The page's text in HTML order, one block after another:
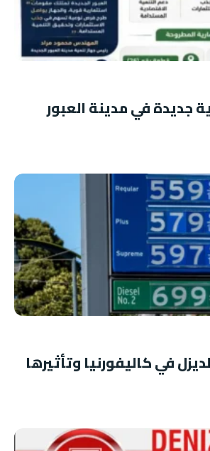
جديدة في مدينة العبور
في كاليفورنيا وتأثيرها